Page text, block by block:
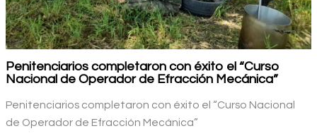
Penitenciarios completaron con éxito el “Curso
Nacional de Operador de Efracción Mecánica”
Penitenciarios completaron con éxito el “Curso Nacional
de Operador de Efracción Mecánica”